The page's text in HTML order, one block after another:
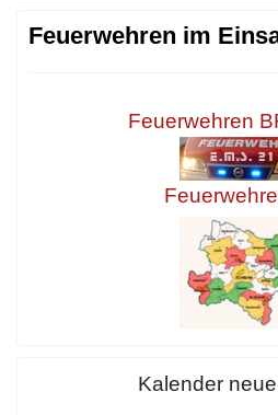
Feuerwehren im
Feuerwehren
Kalender